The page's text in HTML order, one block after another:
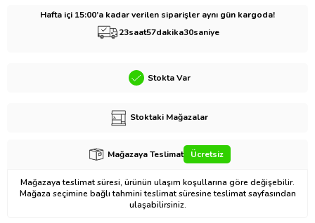
Hafta içi 15:00’a kadar verilen siparişler aynı gün kargoda!
23saat57dakika29saniye
Stokta Var
Stoktaki Mağazalar
Mağazaya Teslimat Ücretsiz
Mağazaya teslimat süresi, ürünün ulaşım koşullarına göre değişebilir.
Mağaza seçimine bağlı tahmini teslimat süresine teslimat sayfasından
ulaşabilirsiniz.